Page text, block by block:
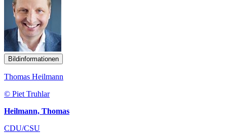
Bildinformationen
Thomas Heilmann
© Piet Truhlar
Heilmann, Thomas
CDU/CSU